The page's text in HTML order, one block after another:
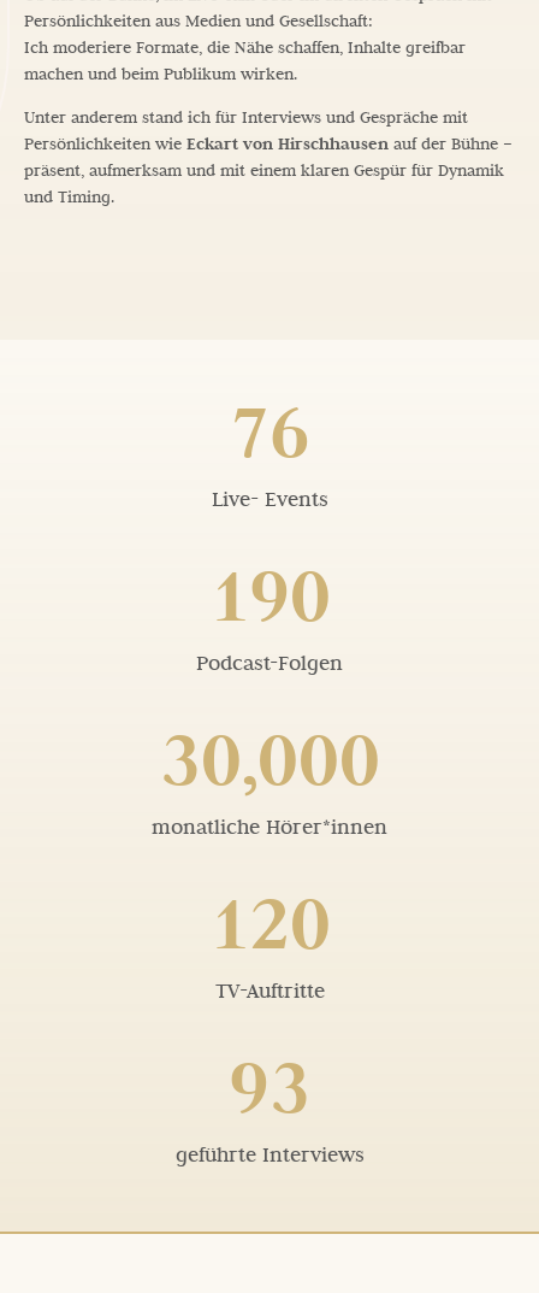
Persönlichkeiten aus Medien und Gesellschaft:
Ich moderiere Formate, die Nähe schaffen, Inhalte greifbar
machen und beim Publikum wirken.
Unter anderem stand ich für Interviews und Gespräche mit
Persönlichkeiten wie Eckart von Hirschhausen auf der Bühne –
präsent, aufmerksam und mit einem klaren Gespür für Dynamik
und Timing.
Live- Events
76
Podcast-Folgen
190
monatliche Hörer*innen
30,000
TV-Auftritte
120
geführte Interviews
93